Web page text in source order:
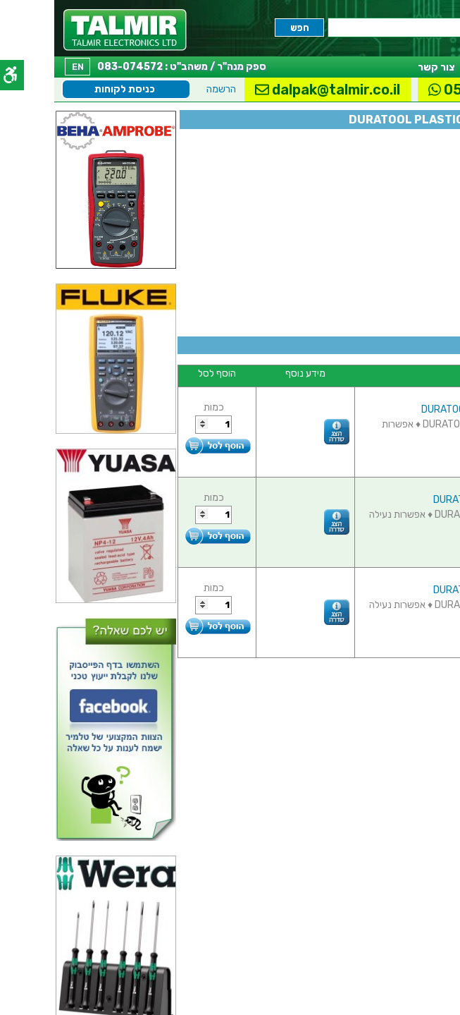
צור קשר EN
ספק מנה"ר / משהב"ט : 083-074572
כניסת לקוחות הרשמה dalpak@talmir.co.il
DURATOOL
מידע נוסף הוסף לסל
ארגז כלים מפלסטיק קשיח - DURATOOL - 395X223X165MM ♦ אפשרות
כמות
ארגז כלים מפלסטיק קשיח - DURATOOL - 500X250X255 ♦ אפשרות נעילה
כמות
ארגז כלים מפלסטיק קשיח - DURATOOL - 560X260X255 ♦ אפשרות נעילה
כמות